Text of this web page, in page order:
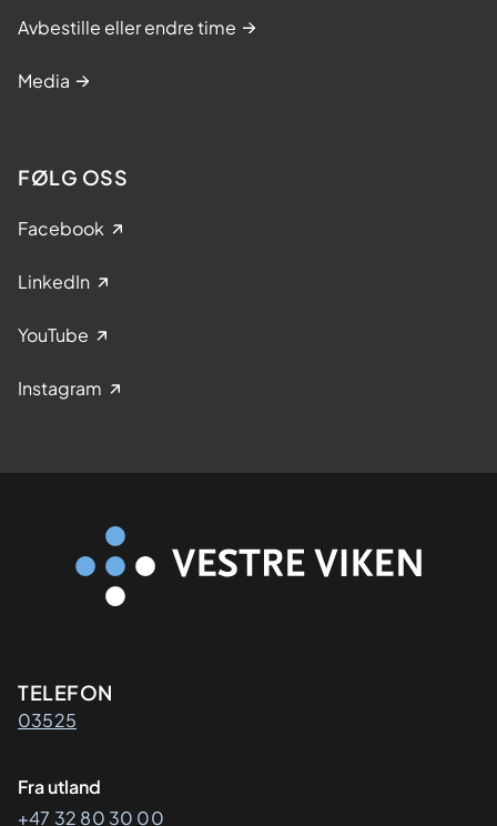
Avbestille eller endre time
Media
FØLG OSS
Facebook
LinkedIn
YouTube
Instagram
Kontaktinformasjon
TELEFON
03525
Fra utland
+47 32 80 30 00